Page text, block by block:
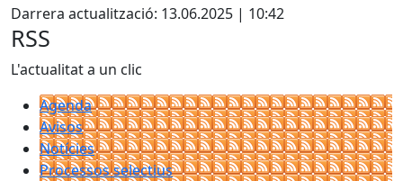
Darrera actualització: 13.06.2025 | 10:42
RSS
L'actualitat a un clic
Agenda
Avisos
Notícies
Processos selectius